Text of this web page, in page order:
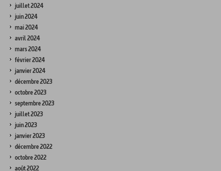
juillet 2024
juin 2024
mai 2024
avril 2024
mars 2024
février 2024
janvier 2024
décembre 2023
octobre 2023
septembre 2023
juillet 2023
juin 2023
janvier 2023
décembre 2022
octobre 2022
août 2022